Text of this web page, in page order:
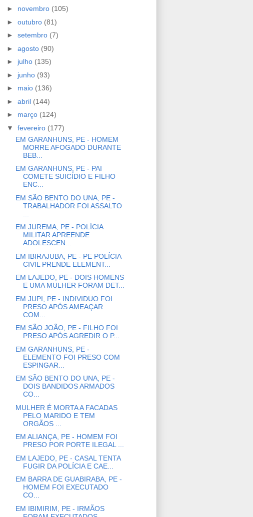
► novembro (105)
► outubro (81)
► setembro (7)
► agosto (90)
► julho (135)
► junho (93)
► maio (136)
► abril (144)
► março (124)
▼ fevereiro (177)
EM GARANHUNS, PE - HOMEM
MORRE AFOGADO DURANTE
BEB...
EM GARANHUNS, PE - PAI
COMETE SUICÍDIO E FILHO
ENC...
EM SÃO BENTO DO UNA, PE -
TRABALHADOR FOI ASSALTO
EM JUREMA, PE - POLÍCIA
MILITAR APREENDE
ADOLESCEN...
EM IBIRAJUBA, PE - PE POLÍCIA
CIVIL PRENDE ELEMENT...
EM LAJEDO, PE - DOIS HOMENS
E UMA MULHER FORAM DET...
EM JUPI, PE - INDIVIDUO FOI
PRESO APÓS AMEAÇAR
COM...
EM SÃO JOÃO, PE - FILHO FOI
PRESO APÓS AGREDIR O P...
EM GARANHUNS, PE -
ELEMENTO FOI PRESO COM
ESPINGAR...
EM SÃO BENTO DO UNA, PE -
DOIS BANDIDOS ARMADOS
CO...
MULHER É MORTA A FACADAS
PELO MARIDO E TEM
ORGÃOS ...
EM ALIANÇA, PE - HOMEM FOI
PRESO POR PORTE ILEGAL ...
EM LAJEDO, PE - CASAL TENTA
FUGIR DA POLÍCIA E CAE...
EM BARRA DE GUABIRABA, PE -
HOMEM FOI EXECUTADO
CO...
EM IBIMIRIM, PE - IRMÃOS